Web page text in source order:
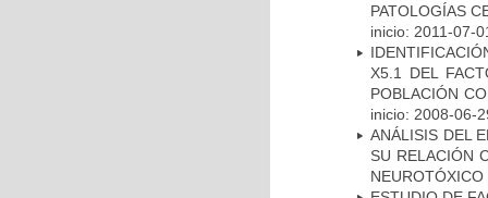
PATOLOGÍAS
inicio: 2011-07-
X5.1 DEL
POBLACIÓN
inicio: 2008-06-
ANÁLISIS DEL
SU RELACIÓN
NEUROTÓXICO